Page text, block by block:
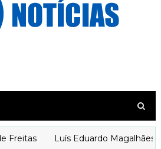
Luís Eduardo Magalhães é